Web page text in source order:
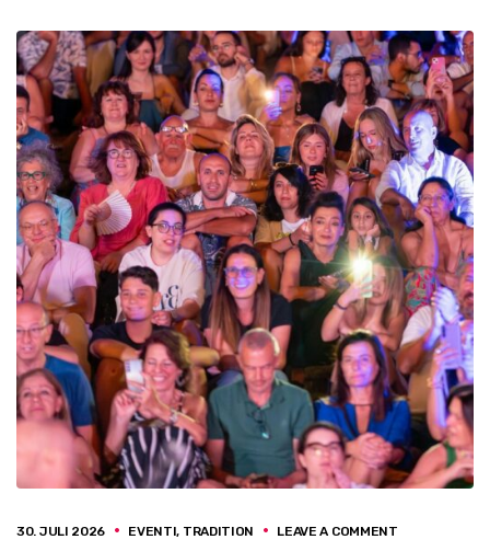
30. JULI 2026 EVENTI, TRADITION LEAVE A COMMENTON